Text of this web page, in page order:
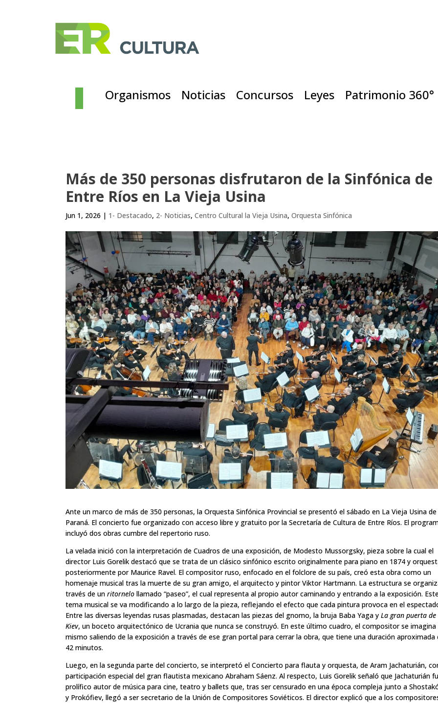
Organismos Noticias Concursos Leyes Patrimonio 360°
Más de 350 personas disfrutaron de la Sinfónica de
Entre Ríos en La Vieja Usina
Jun 1, 2026 | 1- Destacado, 2- Noticias,Centro Cultural la Vieja Usina,Orquesta Sinfónica
Ante un marco de más de 350 personas, la Orquesta Sinfónica Provincial se presentó el sábado en La Vieja Usina de
Paraná. El concierto fue organizado con acceso libre y gratuito por la Secretaría de Cultura de Entre Ríos. El
incluyó dos obras cumbre del repertorio ruso.
La velada inició con la interpretación de Cuadros de una exposición, de Modesto Mussorgsky, pieza sobre la cual el
director Luis Gorelik destacó que se trata de un clásico sinfónico escrito originalmente para piano en 1874 y
posteriormente por Maurice Ravel. El compositor ruso, enfocado en el folclore de su país, creó esta obra como un
homenaje musical tras la muerte de su gran amigo, el arquitecto y pintor Viktor Hartmann. La estructura se
través de unritornelo llamado “paseo”, el cual representa al propio autor caminando y entrando a la exposición.
tema musical se va modificando a lo largo de la pieza, reflejando el efecto que cada pintura provoca en el
Entre las diversas leyendas rusas plasmadas, destacan las piezas del gnomo, la bruja Baba Yaga yLa gran puerta de
Kiev, un boceto arquitectónico de Ucrania que nunca se construyó. En este último cuadro, el compositor se imagina
mismo saliendo de la exposición a través de ese gran portal para cerrar la obra, que tiene una duración aproximada
42 minutos.
Luego, en la segunda parte del concierto, se interpretó el Concierto para flauta y orquesta, de Aram Jachaturián,
participación especial del gran flautista mexicano Abraham Sáenz. Al respecto, Luis Gorelik señaló que Jachaturián
prolífico autor de música para cine, teatro y ballets que, tras ser censurado en una época compleja junto a
y Prokófiev, llegó a ser secretario de la Unión de Compositores Soviéticos. El director explicó que a los